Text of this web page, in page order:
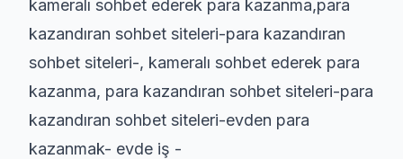
kameralı sohbet ederek para kazanma,para
kazandıran sohbet siteleri-para kazandıran
sohbet siteleri-, kameralı sohbet ederek para
kazanma, para kazandıran sohbet siteleri-para
kazandıran sohbet siteleri-evden para
kazanmak- evde iş -